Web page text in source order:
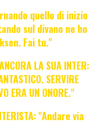
quello di inizio
sul divano ne ho
Fai tu."
LA SUA INTER:
SERVIRE
ERA UN ONORE."
"Andare via